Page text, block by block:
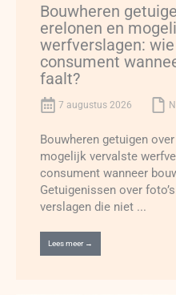
Bouwheren
erelonen en
werfverslagen:
consument
faalt?
7 augustus 2026
Bouwheren getuigen
mogelijk vervalste
consument wanneer
Getuigenissen over
verslagen die niet ...
Lees meer →